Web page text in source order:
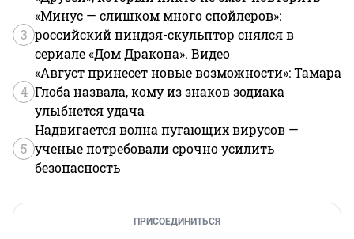
3
«Минус — слишком много спойлеров»:
российский ниндзя-скульптор снялся в
сериале «Дом Дракона». Видео
4
«Август принесет новые возможности»: Тамара
Глоба назвала, кому из знаков зодиака
улыбнется удача
5
Надвигается волна пугающих вирусов —
ученые потребовали срочно усилить
безопасность
ПРИСОЕДИНИТЬСЯ